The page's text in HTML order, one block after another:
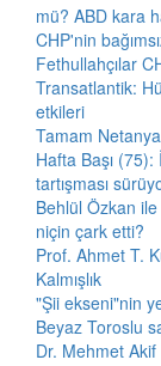
mü? ABD kara
CHP'nin
Fethullahçılar
Transatlantik:
etkileri
Tamam
Hafta Başı (75):
tartışması
Behlül Özkan
niçin çark etti?
Prof. Ahmet T.
Kalmışlık
"Şii ekseni"nin
Beyaz Toroslu
Dr. Mehmet